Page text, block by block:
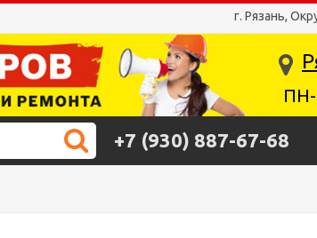
г. Рязань,
+7 (930) 887-67-68